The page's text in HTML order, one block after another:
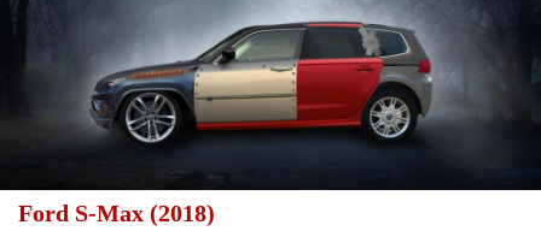
Ford S-Max (2018)